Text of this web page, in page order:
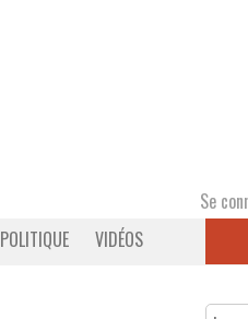
Se
POLITIQUE VIDÉOS